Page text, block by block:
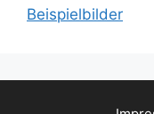
Beispielbilder